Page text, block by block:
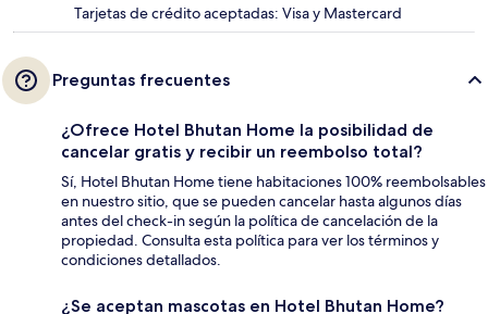
Tarjetas de crédito aceptadas: Visa y Mastercard
Preguntas frecuentes
¿Ofrece Hotel Bhutan Home la posibilidad de
cancelar gratis y recibir un reembolso total?
Sí, Hotel Bhutan Home tiene habitaciones 100% reembolsables
en nuestro sitio, que se pueden cancelar hasta algunos días
antes del check-in según la política de cancelación de la
propiedad. Consulta esta política para ver los términos y
condiciones detallados.
¿Se aceptan mascotas en Hotel Bhutan Home?